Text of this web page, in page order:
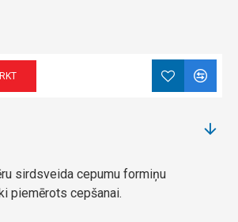
sirdsveida cepumu formiņu
piemērots cepšanai.